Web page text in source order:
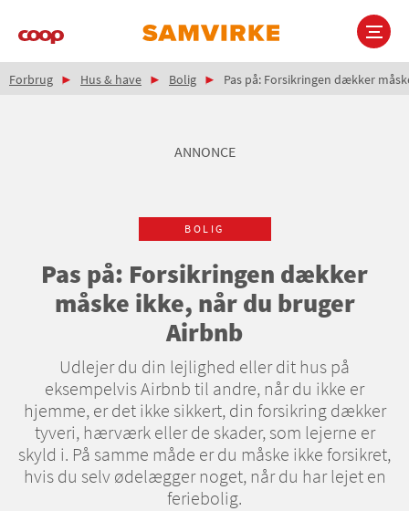
Main
Brødkrumme
Forbrug Hus & have Bolig Pas på: Forsikringen dækker
ANNONCE
BOLIG
Pas på: Forsikringen dækker
måske ikke, når du bruger
Airbnb
Udlejer du din lejlighed eller dit hus på
eksempelvis Airbnb til andre, når du ikke er
hjemme, er det ikke sikkert, din forsikring dækker
tyveri, hærværk eller de skader, som lejerne er
skyld i. På samme måde er du måske ikke forsikret,
hvis du selv ødelægger noget, når du har lejet en
feriebolig.